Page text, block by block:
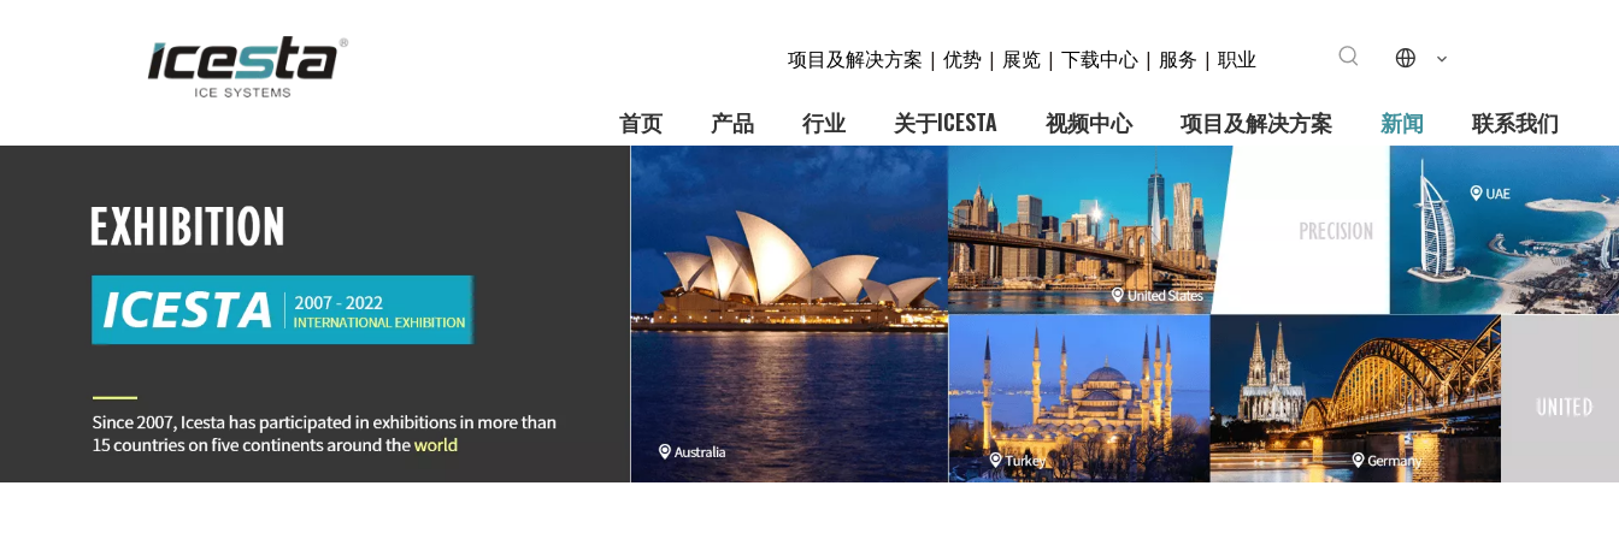
项目及解决方案 |优势 | 展览 |下载中心 | 服务 |职业
首页 产品 行业 关于ICESTA 视频中心 项目及解决方案 新闻 联系我们